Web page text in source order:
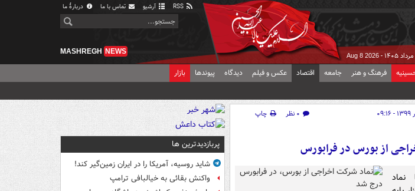
آرشیو تماس با ما دربارهٔ ما
Aug 8 2026
MASHREGH NEWS
فرهنگ و هنر جامعه اقتصاد عکس و فیلم دیدگاه پیوندها بازار
۰ نظر
چاپ
از بورس در فرابورس
نماد
پربازدیدترین ها
شاید روسیه، آمریکا را در ایران زمین‌گیر کند!
واکنش بقائی به خیالبافی ترامپ